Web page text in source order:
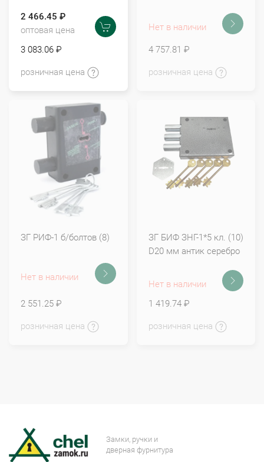
2 466.45 ₽
оптовая цена
3 083.06 ₽
розничная цена
Нет в наличии
4 757.81 ₽
розничная цена
ЗГ РИФ-1 б/болтов (8)
Нет в наличии
2 551.25 ₽
розничная цена
ЗГ БИФ ЗНГ-1*5 кл. (10)
D20 мм антик серебро
Нет в наличии
1 419.74 ₽
розничная цена
Замки, ручки и
дверная фурнитура